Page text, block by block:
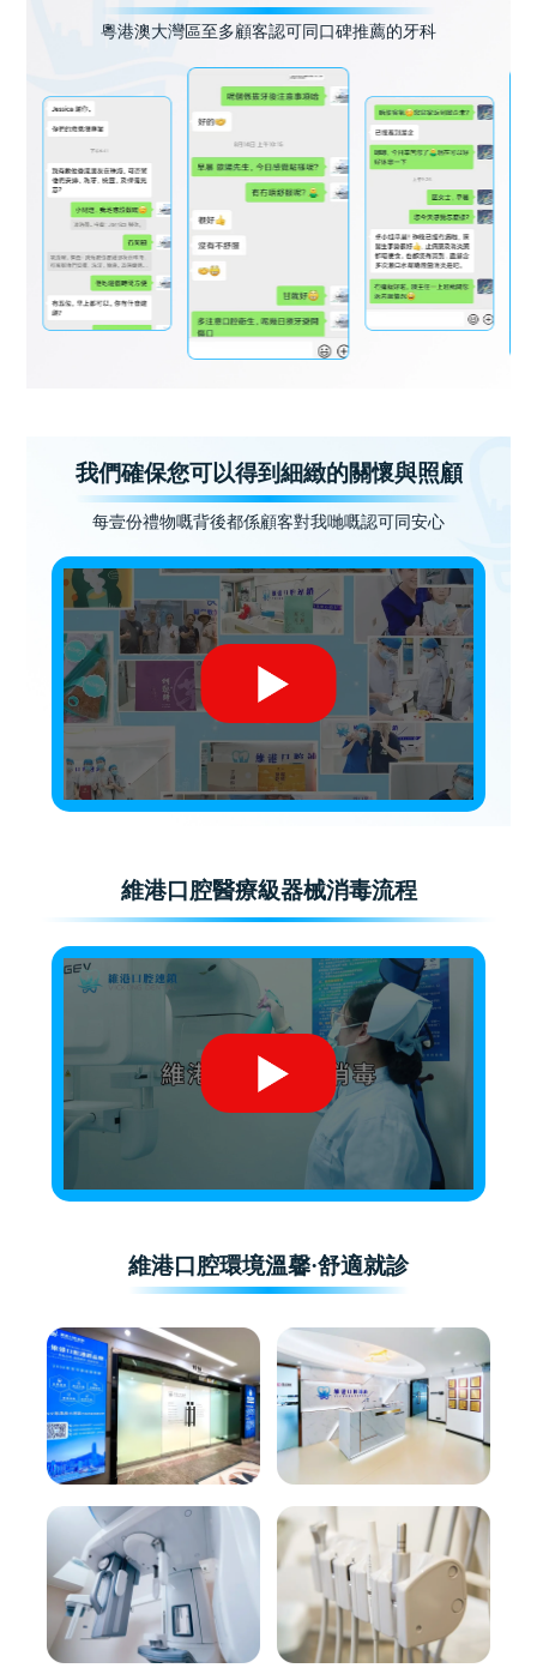
粵港澳大灣區至多顧客認可同口碑推薦的牙科
我們確保您可以得到細緻的關懷與照顧
每壹份禮物嘅背後都係顧客對我哋嘅認可同安心
維港口腔醫療級器械消毒流程
維港口腔環境溫馨·舒適就診